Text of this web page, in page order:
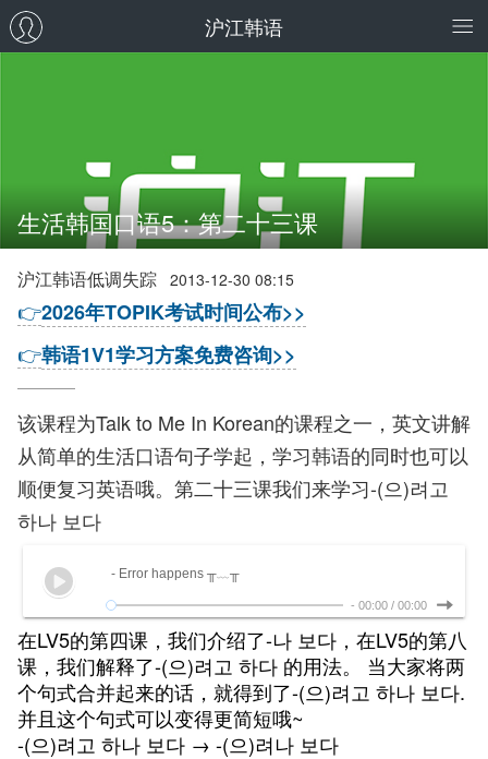
沪江韩语
生活韩国口语5：第二十三课
沪江韩语低调失踪 2013-12-30 08:15
👉2026年TOPIK考试时间公布>>
👉韩语1V1学习方案免费咨询>>
该课程为Talk to Me In Korean的课程之一，英文讲解
从简单的生活口语句子学起，学习韩语的同时也可以
顺便复习英语哦。第二十三课我们来学习-(으)려고
하나 보다
- Error happens ╥﹏╥
- 00:00 / 00:00
在LV5的第四课，我们介绍了-나 보다，在LV5的第八
课，我们解释了-(으)려고 하다 的用法。 当大家将两
个句式合并起来的话，就得到了-(으)려고 하나 보다.
并且这个句式可以变得更简短哦~
-(으)려고 하나 보다 → -(으)려나 보다